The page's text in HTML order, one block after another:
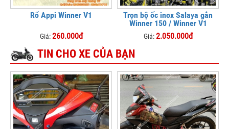
Rổ Appi Winner V1
Giá:260.000đ
Trọn bộ ốc inox Salaya gắn
Winner 150 / Winner V1
Giá:2.050.000đ
TIN CHO XE CỦA BẠN